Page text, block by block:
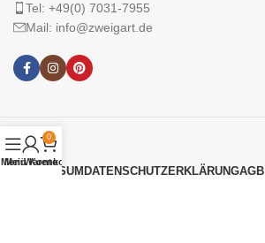
Tel: +49(0) 7031-7955
Mail: info@zweigart.de
IMPRESSUMDATENSCHUTZERKLÄRUNGAGB
Menü
Mein Konto
0
Warenkorb